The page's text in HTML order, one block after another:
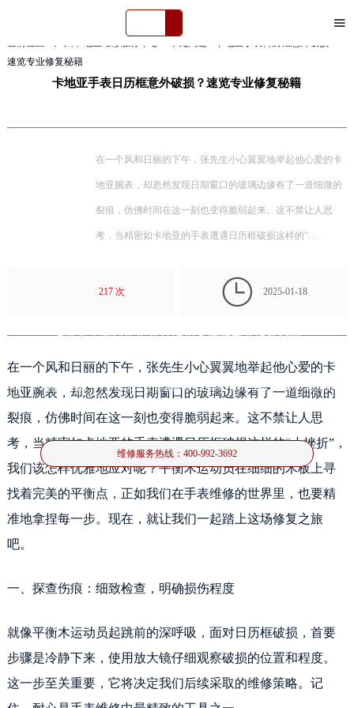

卡地亚手表日历框意外破损？速览专业修复秘籍
在一个风和日丽的下午，张先生小心翼翼地举起他心爱的卡地亚腕表，却忽然发
维修服务热线： 400-992-3692
速览专业修复秘籍
卡地亚手表日历框意外破损？速览专业修复秘籍
在一个风和日丽的下午，张先生小心翼翼地举起他心爱的卡
地亚腕表，却忽然发现日期窗口的玻璃边缘有了一道细微的
裂痕，仿佛时间在这一刻也变得脆弱起来。这不禁让人思
考，当精密如卡地亚的手表遭遇日历框破损这样的“…
217 次  2025-01-18
在一个风和日丽的下午，张先生小心翼翼地举起他心爱的卡
地亚腕表，却忽然发现日期窗口的玻璃边缘有了一道细微的
裂痕，仿佛时间在这一刻也变得脆弱起来。这不禁让人思
考，当精密如卡地亚的手表遭遇日历框破损这样的“小挫折”，
我们该怎样优雅地应对呢？平衡木运动员在细细的木板上寻
找着完美的平衡点，正如我们在手表维修的世界里，也要精
准地拿捏每一步。现在，就让我们一起踏上这场修复之旅
吧。
一、探查伤痕：细致检查，明确损伤程度
就像平衡木运动员起跳前的深呼吸，面对日历框破损，首要
步骤是冷静下来，使用放大镜仔细观察破损的位置和程度。
这一步至关重要，它将决定我们后续采取的维修策略。记